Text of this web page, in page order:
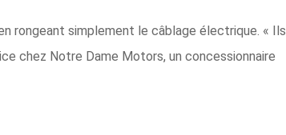
rongeant simplement le câblage électrique. « Ils
chez Notre Dame Motors, un concessionnaire